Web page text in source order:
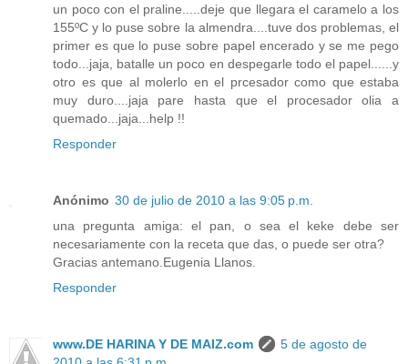
un poco con el praline.....deje que llegara el caramelo a los
155ºC y lo puse sobre la almendra....tuve dos problemas, el
primer es que lo puse sobre papel encerado y se me pego
todo...jaja, batalle un poco en despegarle todo el papel......y
otro es que al molerlo en el prcesador como que estaba
muy duro....jaja pare hasta que el procesador olia a
quemado...jaja...help !!
Responder
Anónimo 30 de julio de 2010 a las 9:05 p.m.
una pregunta amiga: el pan, o sea el keke debe ser
necesariamente con la receta que das, o puede ser otra?
Gracias antemano.Eugenia Llanos.
Responder
www.DE HARINA Y DE MAIZ.com
5 de agosto de